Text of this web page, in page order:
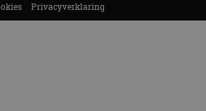
Privacyverklaring